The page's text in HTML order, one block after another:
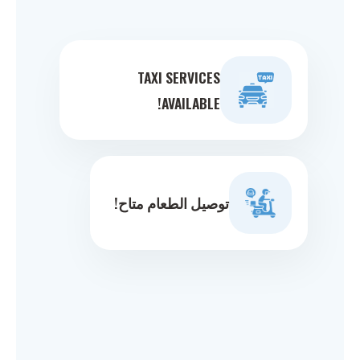
TAXI SERVICES
AVAILABLE!
توصيل الطعام متاح!